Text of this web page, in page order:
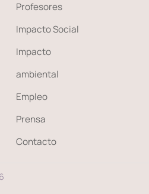
Profesores
Impacto Social
Impacto
ambiental
Empleo
Prensa
Contacto